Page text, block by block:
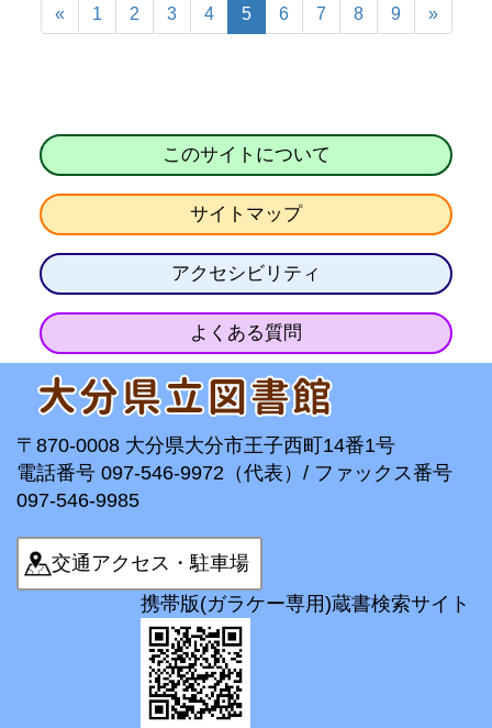
« 1 2 3 4 5 6 7 8 9 »
このサイトについて
サイトマップ
アクセシビリティ
よくある質問
〒870-0008 大分県大分市王子西町14番1号
電話番号 097-546-9972（代表）/ ファックス番号
097-546-9985
交通アクセス・駐車場
携帯版(ガラケー専用)蔵書検索サイト